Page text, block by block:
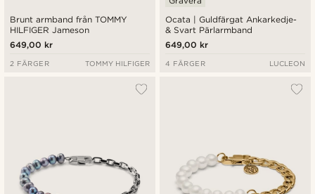
Brunt armband från TOMMY
HILFIGER Jameson
649,00 kr
2 FÄRGER TOMMY HILFIGER
Ocata | Guldfärgat Ankarkedje-
& Svart Pärlarmband
649,00 kr
4 FÄRGER LUCLEON